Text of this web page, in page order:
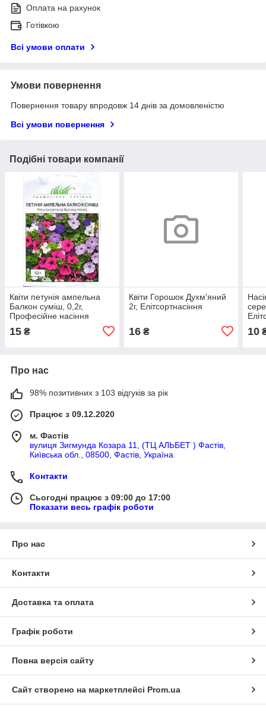
Оплата на рахунок
Готівкою
Всі умови оплати
Умови повернення
Повернення товару впродовж 14 днів за домовленістю
Всі умови повернення
Подібні товари компанії
Квіти петунія ампельна
Балкон суміш, 0,2г,
Професійне насіння
15 ₴
Квіти Горошок Духм'яний
2г, Елітсортнасіння
16₴ 10
Про нас
98% позитивних з 103 відгуків за рік
Працює з 09.12.2020
м. Фастів
вулиця Зигмунда Козара 11, (ТЦ АЛЬБЕТ ) Фастів,
Київська обл., 08500, Фастів, Україна
Контакти
Сьогодні працює з 09:00 до 17:00
Показати весь графік роботи
Про нас
Контакти
Доставка та оплата
Графік роботи
Повна версія сайту
Сайт створено на маркетплейсі Prom.ua